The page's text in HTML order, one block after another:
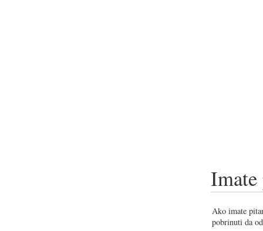
Imate
Ako imate
pobrinuti da